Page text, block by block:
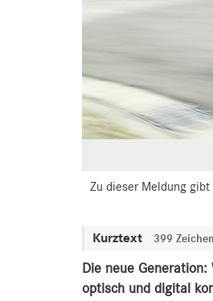
Zu dieser Meldung gibt
Kurztext 399 Zeichen
Die neue
optisch und digital